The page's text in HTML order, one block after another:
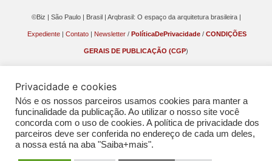
©Biz | São Paulo | Brasil | Arqbrasil: O espaço da arquitetura brasileira |
Expediente | Contato | Newsletter / PolíticaDePrivacidade / CONDIÇÕES
GERAIS DE PUBLICAÇÃO (CGP)
Privacidade e cookies
Nós e os nossos parceiros usamos cookies para manter a
funcinalidade da publicação. Ao utilizar o nosso site você
concorda com o uso de cookies. A política de privacidade dos
parceiros deve ser conferida no endereço de cada um deles,
a nossa está na aba "Saiba+mais".